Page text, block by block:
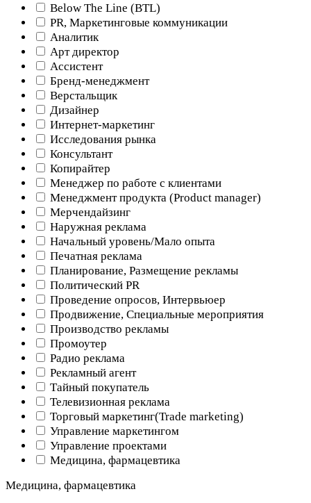
Below The Line (BTL)
PR, Маркетинговые коммуникации
Аналитик
Арт директор
Ассистент
Бренд-менеджмент
Верстальщик
Дизайнер
Интернет-маркетинг
Исследования рынка
Консультант
Копирайтер
Менеджер по работе с клиентами
Менеджмент продукта (Product manager)
Мерчендайзинг
Наружная реклама
Начальный уровень/Мало опыта
Печатная реклама
Планирование, Размещение рекламы
Политический PR
Проведение опросов, Интервьюер
Продвижение, Специальные мероприятия
Производство рекламы
Промоутер
Радио реклама
Рекламный агент
Тайный покупатель
Телевизионная реклама
Торговый маркетинг(Trade marketing)
Управление маркетингом
Управление проектами
Медицина, фармацевтика
Медицина, фармацевтика